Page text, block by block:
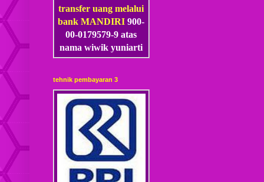
transfer uang melalui
bank MANDIRI900-
00-0179579-9 atas
nama wiwik yuniarti
tehnik pembayaran 3